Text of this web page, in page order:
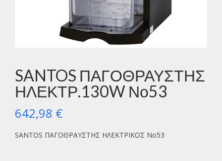
SANTOS ΠΑΓΟΘΡΑΥΣΤΗΣ
ΗΛΕΚΤΡ.130W Νο53
642,98 €
SANTOS ΠΑΓΟΘΡΑΥΣΤΗΣ ΗΛΕΚΤΡΙΚΟΣ Νο53